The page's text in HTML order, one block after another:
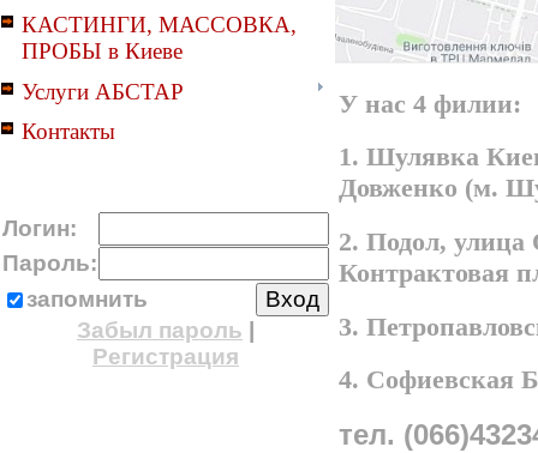
КАСТИНГИ, МАССОВКА,
ПРОБЫ в Киеве
Услуги АБСТАР
Контакты
Логин:
Пароль:
запомнить
Забыл пароль
Регистрация
У нас 4 филии:
1. Шулявка
Довженко (м.
2. Подол,
Контрактовая
3.
4. Софиевская
тел.